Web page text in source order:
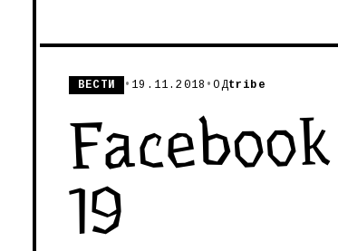
ВЕСТИ • 19.11.2018 •ОДtribe
19